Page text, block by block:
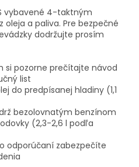
vybavené 4-taktným
a paliva. Pre bezpečné
dodržujte prosím
si pozorne prečítajte návod
list
do predpísanej hladiny (1,1
bezolovnatým benzínom
(2,3-2,6 l podľa
odporúčaní zabezpečíte